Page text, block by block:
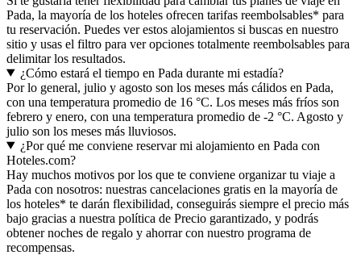
Pada, la mayoría de los hoteles ofrecen tarifas reembolsables* para
tu reservación. Puedes ver estos alojamientos si buscas en nuestro
sitio y usas el filtro para ver opciones totalmente reembolsables para
delimitar los resultados.
¿Cómo estará el tiempo en Pada durante mi estadía?
Por lo general, julio y agosto son los meses más cálidos en Pada,
con una temperatura promedio de 16 °C. Los meses más fríos son
febrero y enero, con una temperatura promedio de -2 °C. Agosto y
julio son los meses más lluviosos.
¿Por qué me conviene reservar mi alojamiento en Pada con
Hoteles.com?
Hay muchos motivos por los que te conviene organizar tu viaje a
Pada con nosotros: nuestras cancelaciones gratis en la mayoría de
los hoteles* te darán flexibilidad, conseguirás siempre el precio más
bajo gracias a nuestra política de Precio garantizado, y podrás
obtener noches de regalo y ahorrar con nuestro programa de
recompensas.